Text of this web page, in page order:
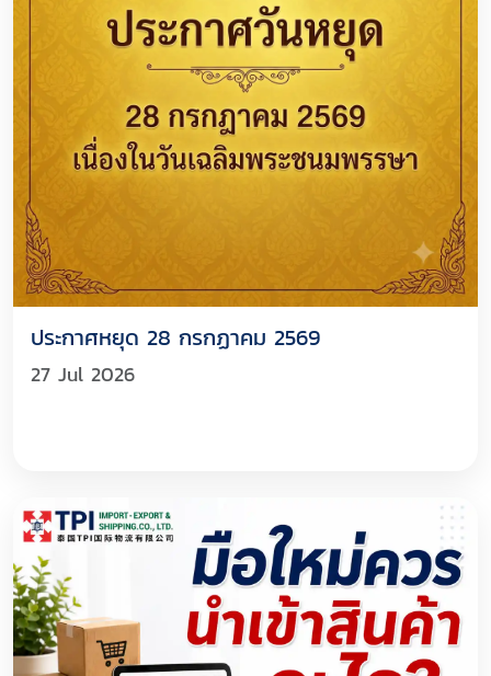
ประกาศหยุด 28 กรกฏาคม 2569
27 Jul 2026